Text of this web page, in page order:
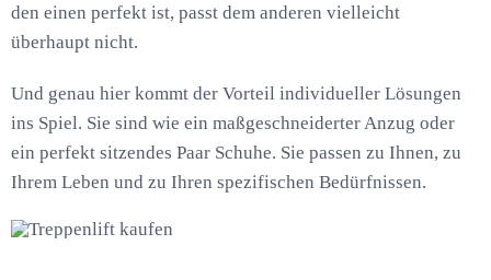
den einen perfekt ist, passt dem anderen vielleicht
überhaupt nicht.
Und genau hier kommt der Vorteil individueller Lösungen
ins Spiel. Sie sind wie ein maßgeschneiderter Anzug oder
ein perfekt sitzendes Paar Schuhe. Sie passen zu Ihnen, zu
Ihrem Leben und zu Ihren spezifischen Bedürfnissen.